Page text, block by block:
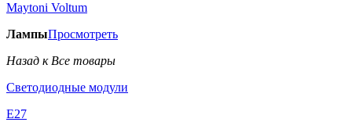
Maytoni Voltum
ЛампыПросмотреть
Назад к Все товары
Светодиодные модули
E27